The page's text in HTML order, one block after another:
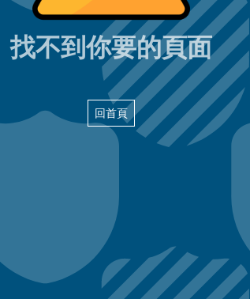
404頁面
找不到你要的頁面
回首頁